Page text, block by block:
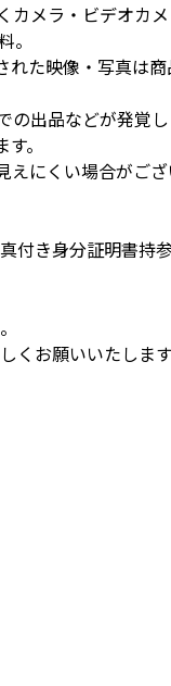
メラ・ビデオカ
た映像・写真は
出品などが発覚
。
にくい場合がご
付き身分証明書持
くお願いいたしま